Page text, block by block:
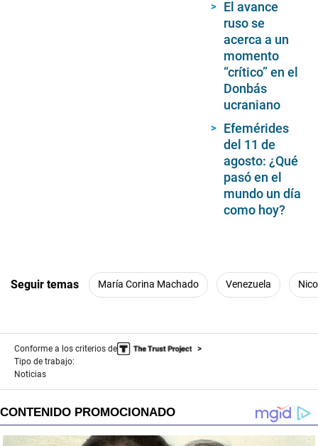
El avance
ruso se
acerca a un
momento
“crítico” en el
Donbás
ucraniano
Efemérides
del 11 de
agosto: ¿Qué
pasó en el
mundo un día
como hoy?
Seguir temas María Corina Machado Venezuela
Conforme a los criterios de
Tipo de trabajo:
Noticias